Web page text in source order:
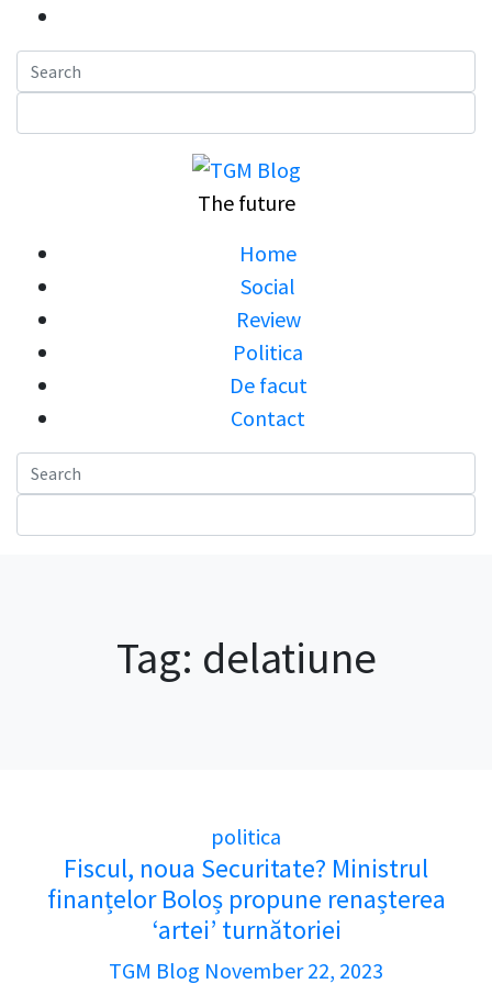
to
content
The future
Home
Social
Review
Politica
De facut
Contact
Tag: delatiune
politica
Fiscul, noua Securitate? Ministrul
finanțelor Boloș propune renașterea
‘artei’ turnătoriei
TGM Blog November 22, 2023